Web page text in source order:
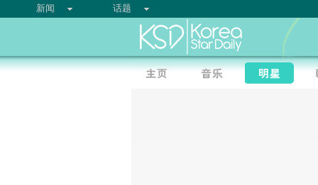
新闻 话题